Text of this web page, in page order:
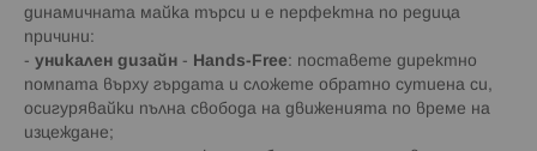
динамичната майка търси и е перфектна по редица
причини:
- уникален дизайн - Hands-Free: поставете директно
помпата върху гърдата и сложете обратно сутиена си,
осигурявайки пълна свобода на движенията по време на
изцеждане;